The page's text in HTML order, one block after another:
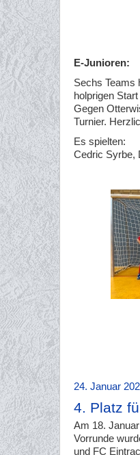
E-Junioren:
Sechs Teams
holprigen
Gegen
Turnier.
Es spielten:
Cedric Syrbe,
24. Januar
4. Platz
Am 18.
Vorrunde
und FC